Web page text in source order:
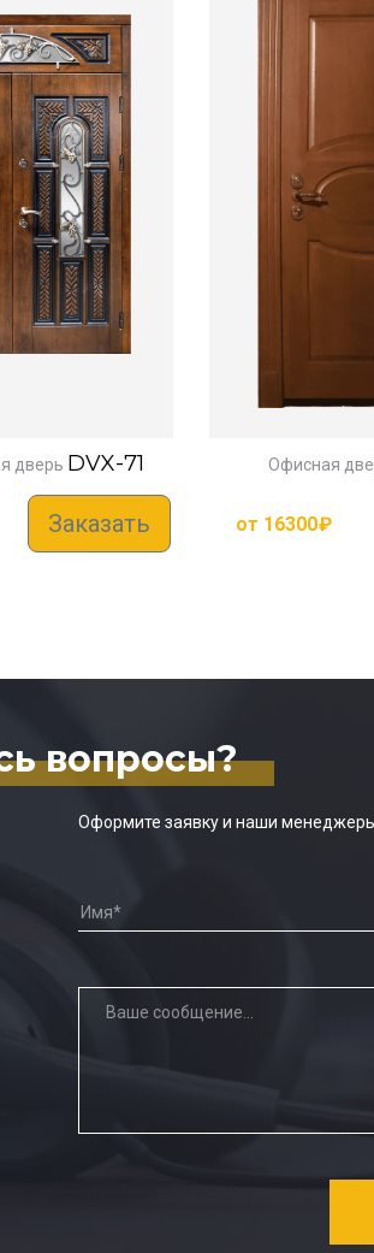
дверь DVX-71
Заказать
Офисная
от 16300₽
вопросы?
Оформите заявку и наши